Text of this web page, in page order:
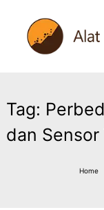
content
DISTRIBUTOR
INSTRUMENT
Tag:
dan
Home